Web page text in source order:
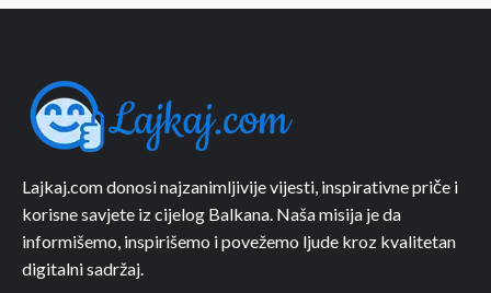
Lajkaj.com donosi najzanimljivije vijesti, inspirativne priče i
korisne savjete iz cijelog Balkana. Naša misija je da
informišemo, inspirišemo i povežemo ljude kroz kvalitetan
digitalni sadržaj.